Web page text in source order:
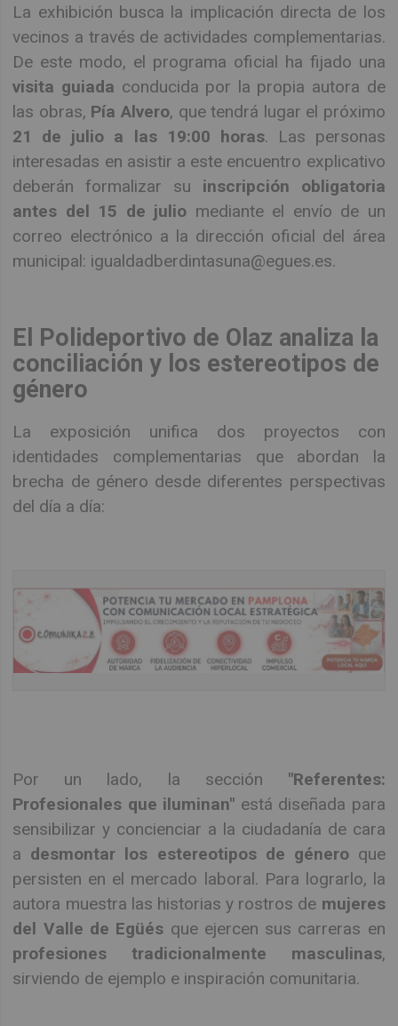
La exhibición busca la implicación directa de los
vecinos a través de actividades complementarias.
De este modo, el programa oficial ha fijado una
visita guiada conducida por la propia autora de
las obras, Pía Alvero, que tendrá lugar el próximo
21 de julio a las 19:00 horas. Las personas
interesadas en asistir a este encuentro explicativo
deberán formalizar su inscripción obligatoria
antes del 15 de julio mediante el envío de un
correo electrónico a la dirección oficial del área
municipal: igualdadberdintasuna@egues.es.
El Polideportivo de Olaz analiza la
conciliación y los estereotipos de
género
La exposición unifica dos proyectos con
identidades complementarias que abordan la
brecha de género desde diferentes perspectivas
del día a día:
Por un lado, la sección "Referentes:
Profesionales que iluminan" está diseñada para
sensibilizar y concienciar a la ciudadanía de cara
a desmontar los estereotipos de géneroque
persisten en el mercado laboral. Para lograrlo, la
autora muestra las historias y rostros de mujeres
del Valle de Egüés que ejercen sus carreras en
profesiones tradicionalmente masculinas,
sirviendo de ejemplo e inspiración comunitaria.